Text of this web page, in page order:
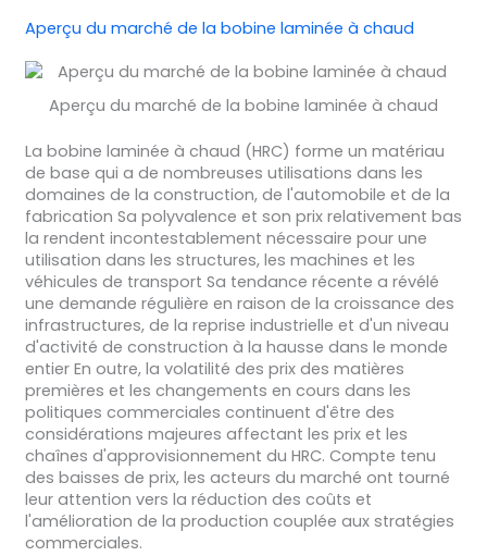
Aperçu du marché de la bobine laminée à chaud
Aperçu du marché de la bobine laminée à chaud
La bobine laminée à chaud (HRC) forme un matériau
de base qui a de nombreuses utilisations dans les
domaines de la construction, de l'automobile et de la
fabrication Sa polyvalence et son prix relativement bas
la rendent incontestablement nécessaire pour une
utilisation dans les structures, les machines et les
véhicules de transport Sa tendance récente a révélé
une demande régulière en raison de la croissance des
infrastructures, de la reprise industrielle et d'un niveau
d'activité de construction à la hausse dans le monde
entier En outre, la volatilité des prix des matières
premières et les changements en cours dans les
politiques commerciales continuent d'être des
considérations majeures affectant les prix et les
chaînes d'approvisionnement du HRC. Compte tenu
des baisses de prix, les acteurs du marché ont tourné
leur attention vers la réduction des coûts et
l'amélioration de la production couplée aux stratégies
commerciales.